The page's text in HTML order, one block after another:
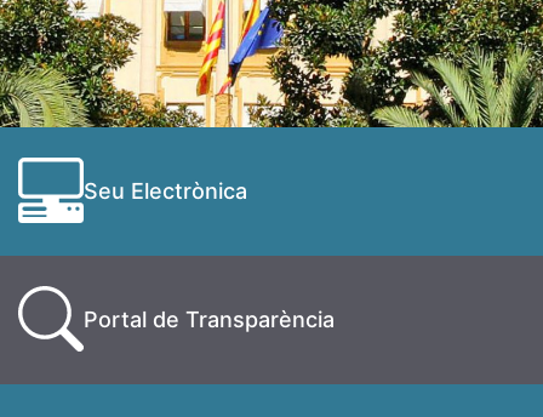
Seu Electrònica
Portal de Transparència